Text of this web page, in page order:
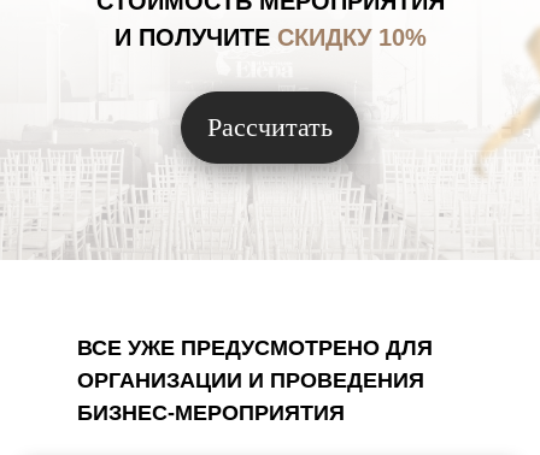
Рассчитать
И ПОЛУЧИТЕ СКИДКУ 10%
ВСЕ УЖЕ ПРЕДУСМОТРЕНО ДЛЯ
ОРГАНИЗАЦИИ И ПРОВЕДЕНИЯ
БИЗНЕС-МЕРОПРИЯТИЯ